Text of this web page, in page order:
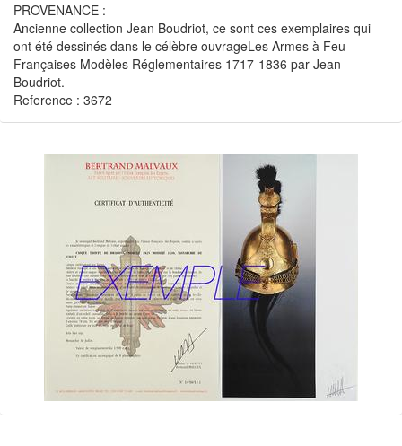
PROVENANCE :
Ancienne collection Jean Boudriot, ce sont ces exemplaires qui
ont été dessinés dans le célèbre ouvrageLes Armes à Feu
Françaises Modèles Réglementaires 1717-1836 par Jean
Boudriot.
Reference : 3672